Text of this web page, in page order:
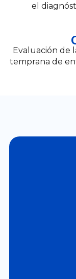
el
Evaluación de
temprana de